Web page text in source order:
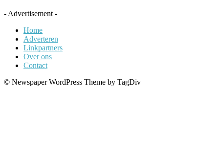
- Advertisement -
Home
Adverteren
Linkpartners
Over ons
Contact
© Newspaper WordPress Theme by TagDiv